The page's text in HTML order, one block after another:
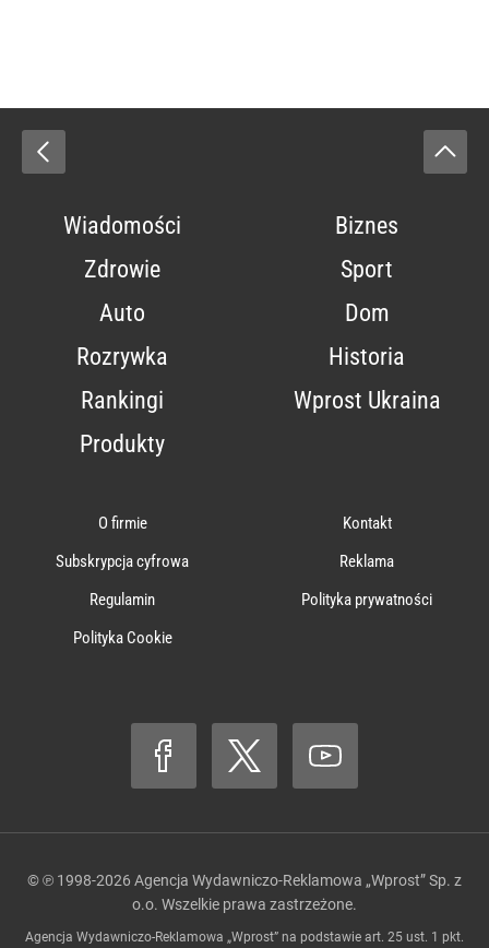
Wiadomości
Biznes
Zdrowie
Sport
Auto
Dom
Rozrywka
Historia
Rankingi
Wprost Ukraina
Produkty
O firmie
Kontakt
Subskrypcja cyfrowa
Reklama
Regulamin
Polityka prywatności
Polityka Cookie
© ℗ 1998-2026 Agencja Wydawniczo-Reklamowa „Wprost” Sp. z
o.o. Wszelkie prawa zastrzeżone.
Agencja Wydawniczo-Reklamowa „Wprost” na podstawie art. 25 ust. 1 pkt.